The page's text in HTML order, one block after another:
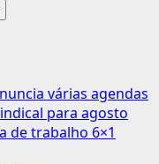
várias agendas
para agosto
de trabalho 6×1